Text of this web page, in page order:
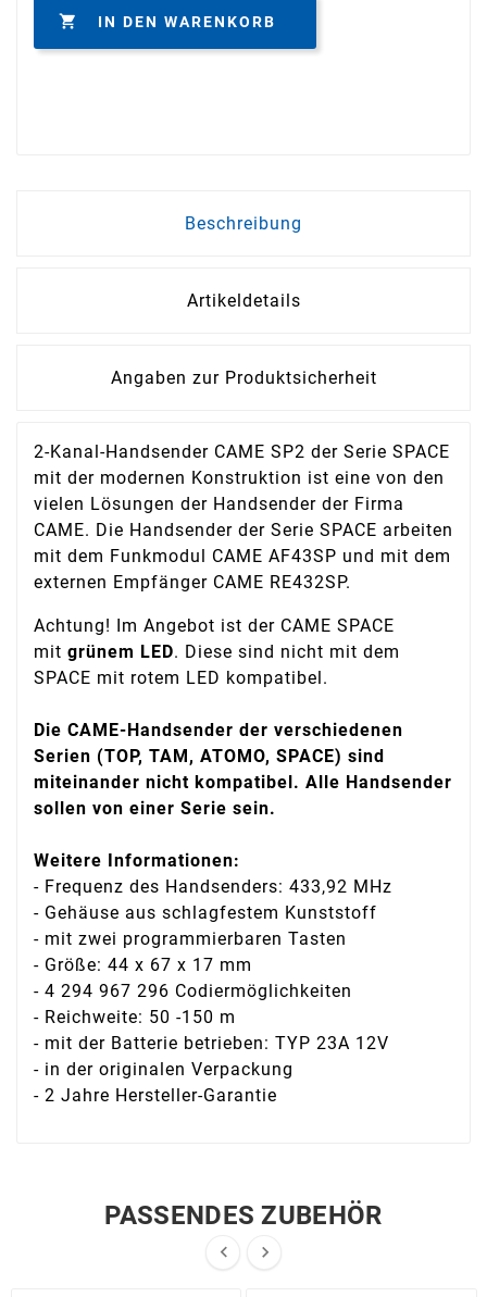
 IN DEN WARENKORB
Beschreibung
Artikeldetails
Angaben zur Produktsicherheit
2-Kanal-Handsender CAME SP2 der Serie SPACE
mit der modernen Konstruktion ist eine von den
vielen Lösungen der Handsender der Firma
CAME. Die Handsender der Serie SPACE arbeiten
mit dem Funkmodul CAME AF43SP und mit dem
externen Empfänger CAME RE432SP.
Achtung! Im Angebot ist der CAME SPACE
mit grünem LED. Diese sind nicht mit dem
SPACE mit rotem LED kompatibel.
Die CAME-Handsender der verschiedenen
Serien (TOP, TAM, ATOMO, SPACE) sind
miteinander nicht kompatibel. Alle Handsender
sollen von einer Serie sein.
Weitere Informationen:
- Frequenz des Handsenders: 433,92 MHz
- Gehäuse aus schlagfestem Kunststoff
- mit zwei programmierbaren Tasten
- Größe: 44 x 67 x 17 mm
- 4 294 967 296 Codiermöglichkeiten
- Reichweite: 50 -150 m
- mit der Batterie betrieben: TYP 23A 12V
- in der originalen Verpackung
- 2 Jahre Hersteller-Garantie
PASSENDES ZUBEHÖR
 